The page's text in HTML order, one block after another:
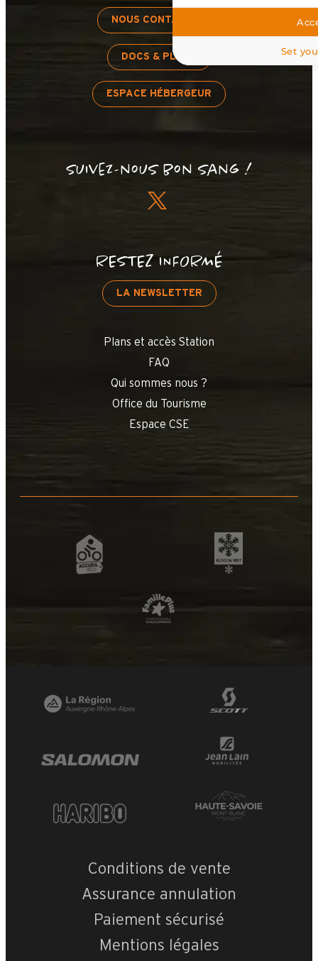
NOUS CONTACTER
DOCS & PLANS
ESPACE HÉBERGEUR
Suivez-nous bon sang !
RESTEZ INFORMÉ
LA NEWSLETTER
Plans et accès Station
FAQ
Qui sommes nous ?
Office du Tourisme
Espace CSE
Conditions de vente
Assurance annulation
Paiement sécurisé
Mentions légales
Set